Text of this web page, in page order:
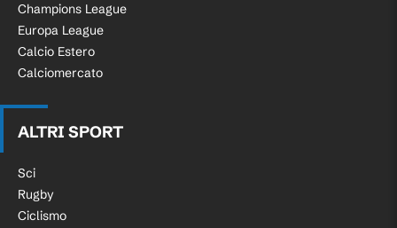
Champions League
Europa League
Calcio Estero
Calciomercato
ALTRI SPORT
Sci
Rugby
Ciclismo